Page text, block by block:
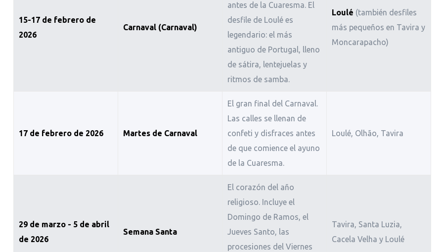
15-17 de febrero de
2026
Carnaval (Carnaval)
antes de la Cuaresma. El
desfile de Loulé es
legendario: el más
antiguo de Portugal, lleno
de sátira, lentejuelas y
ritmos de samba.
Loulé (también desfiles
más pequeños en Tavira y
Moncarapacho)
17 de febrero de 2026 Martes de Carnaval
El gran final del Carnaval.
Las calles se llenan de
confeti y disfraces antes
de que comience el ayuno
de la Cuaresma.
Loulé, Olhão, Tavira
29 de marzo - 5 de abril
de 2026
Semana Santa
El corazón del año
religioso. Incluye el
Domingo de Ramos, el
Jueves Santo, las
procesiones del Viernes
Tavira, Santa Luzia,
Cacela Velha y Loulé